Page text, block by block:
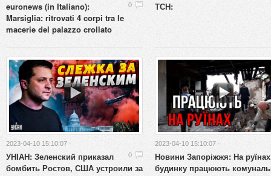
0
euronews (in Italiano):
Marsiglia: ritrovati 4 corpi tra le
macerie del palazzo crollato
ТСН:
2023-04-10 15:10:07 ·
0
УНІАН: Зеленский приказал
бомбить Ростов, США устроили за
2023-04-10 15:10:07 ·
Новини Запоріжжя: На руїнах
будинку працюють